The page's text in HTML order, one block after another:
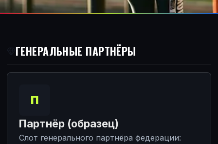
Партнёры федерации
ГЕНЕРАЛЬНЫЕ ПАРТНЁРЫ
П
Партнёр (образец)
Слот генерального партнёра федерации: